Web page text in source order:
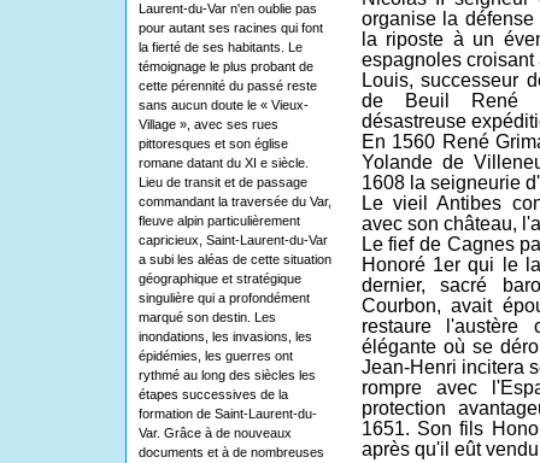
Laurent-du-Var n'en oublie pas
pour autant ses racines qui font
la fierté de ses habitants. Le
témoignage le plus probant de
cette pérennité du passé reste
sans aucun doute le « Vieux-
Village », avec ses rues
pittoresques et son église
romane datant du XI e siècle.
Lieu de transit et de passage
commandant la traversée du Var,
fleuve alpin particulièrement
capricieux, Saint-Laurent-du-Var
a subi les aléas de cette situation
géographique et stratégique
singulière qui a profondément
marqué son destin. Les
inondations, les invasions, les
épidémies, les guerres ont
rythmé au long des siècles les
étapes successives de la
formation de Saint-Laurent-du-
Var. Grâce à de nouveaux
documents et à de nombreuses
organise la
la riposte à un
espagnoles croisant
Louis, successeur
de Beuil René
désastreuse
En 1560 René
Yolande de
1608 la seigneurie
Le vieil Antibes
avec son château,
Le fief de Cagnes
Honoré 1er qui le
dernier, sacré
Courbon, avait
restaure l'austère
élégante où se
Jean-Henri incitera
rompre avec
protection
1651. Son fils
après qu'il eût